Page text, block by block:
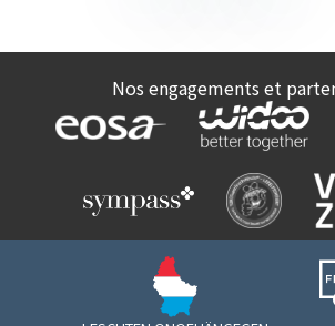
Nos engagements et